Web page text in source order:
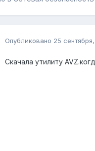
Опубликовано 25
Скачала утилиту